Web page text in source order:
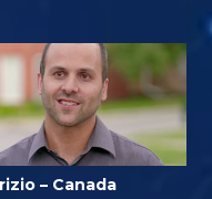
– Canada